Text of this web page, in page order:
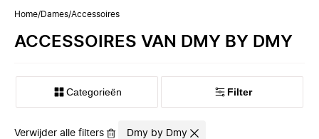
Home/Dames/Accessoires
ACCESSOIRES VAN DMY BY DMY
Categorieën Filter
Verwijder alle filters Dmy by Dmy